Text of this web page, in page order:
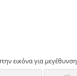
εικόνα για μεγέθυνση